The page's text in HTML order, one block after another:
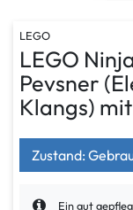
LEGO
LEGO
Pevsner
Klangs)
Zustand:
Ein gut